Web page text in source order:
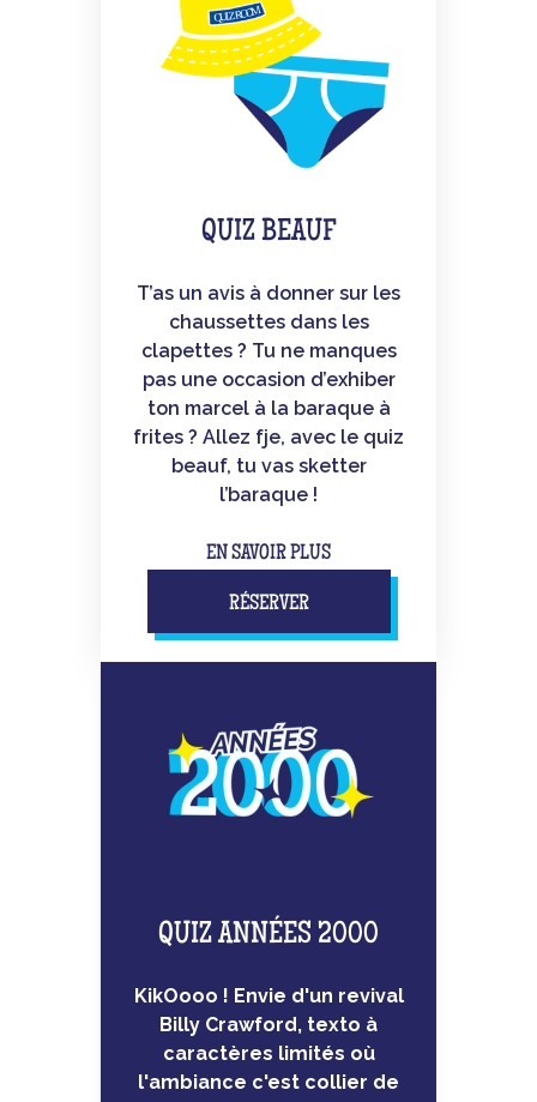
QUIZ BEAUF
T’as un avis à donner sur les
chaussettes dans les
clapettes ? Tu ne manques
pas une occasion d’exhiber
ton marcel à la baraque à
frites ? Allez fje, avec le quiz
beauf, tu vas sketter
l’baraque !
EN SAVOIR PLUS
RÉSERVER
QUIZ ANNÉES 2000
KikOooo ! Envie d'un revival
Billy Crawford, texto à
caractères limités où
l'ambiance c'est collier de